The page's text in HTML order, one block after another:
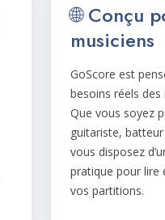
🌐 Conçu
musiciens
GoScore est
besoins réels des
Que vous soyez
guitariste,
vous disposez
pratique pour lire
vos partitions.